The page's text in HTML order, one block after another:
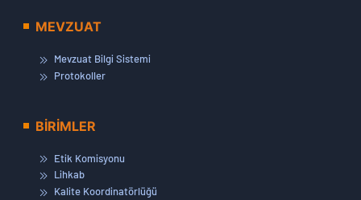
MEVZUAT
Mevzuat Bilgi Sistemi
Protokoller
BİRİMLER
Etik Komisyonu
Lihkab
Kalite Koordinatörlüğü